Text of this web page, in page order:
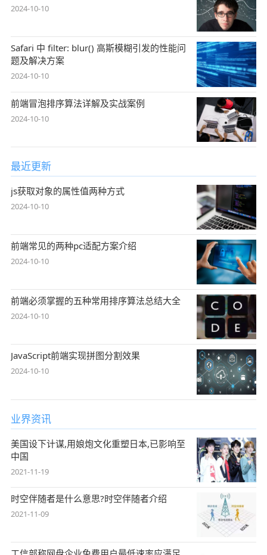
2024-10-10
Safari 中 filter: blur() 高斯模糊引发的性能问
题及解决方案
2024-10-10
前端冒泡排序算法详解及实战案例
2024-10-10
最近更新
js获取对象的属性值两种方式
2024-10-10
前端常见的两种pc适配方案介绍
2024-10-10
前端必须掌握的五种常用排序算法总结大全
2024-10-10
JavaScript前端实现拼图分割效果
2024-10-10
业界资讯
美国设下计谋,用娘炮文化重塑日本,已影响至
中国
2021-11-19
时空伴随者是什么意思?时空伴随者介绍
2021-11-09